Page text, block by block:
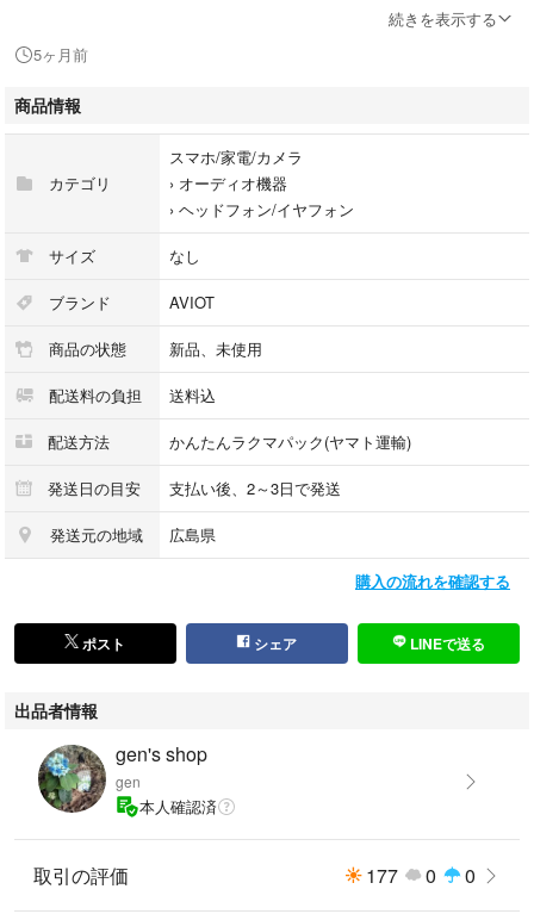
メンバーの声によるオリジナルボイスガイダンスの収録や、ヤバイTシャ
性と楽しさがギュッと詰まった一台です。
続きを表示する
5ヶ月前
商品情報
カテゴリ
スマホ/家電/カメラ
› オーディオ機器
› ヘッドフォン/イヤフォン
サイズ なし
ブランド AVIOT
商品の状態 新品、未使用
配送料の負担 送料込
配送方法 かんたんラクマパック(ヤマト運輸)
発送日の目安 支払い後、2～3日で発送
発送元の地域 広島県
購入の流れを確認する
ポスト シェア LINEで送る
出品者情報
gen's shop
gen
本人確認済
取引の評価 177 0 0